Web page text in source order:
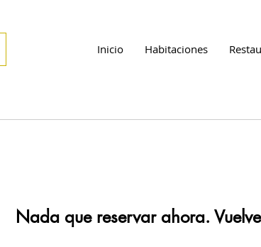
Inicio Habitaciones
Nada que reservar ahora.